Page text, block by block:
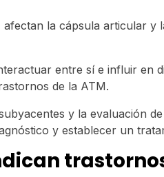
afectan la cápsula articular y
entre sí e influir en
de la ATM.
y la evaluación
y establecer un